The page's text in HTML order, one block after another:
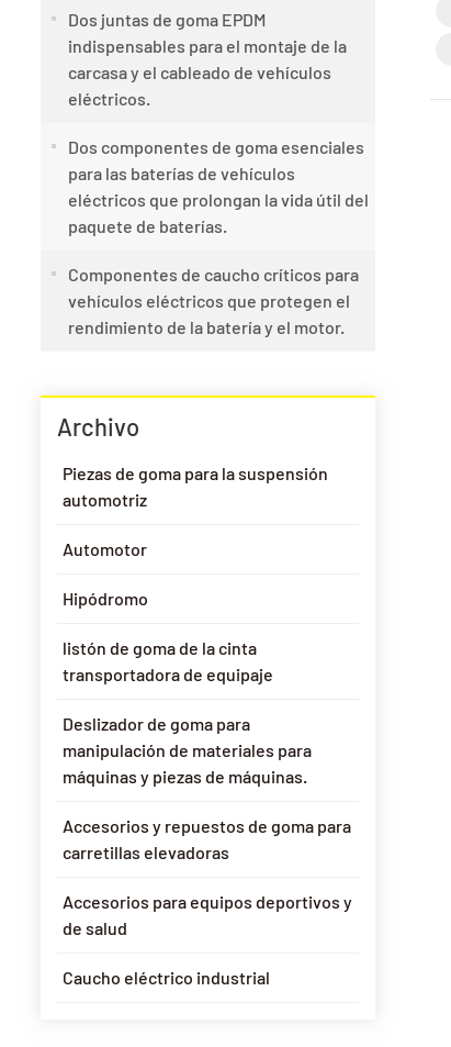
Dos juntas de goma EPDM
indispensables para el montaje de la
carcasa y el cableado de vehículos
eléctricos.
Dos componentes de goma esenciales
para las baterías de vehículos
eléctricos que prolongan la vida útil del
paquete de baterías.
Componentes de caucho críticos para
vehículos eléctricos que protegen el
rendimiento de la batería y el motor.
Archivo
Piezas de goma para la suspensión
automotriz
Automotor
Hipódromo
listón de goma de la cinta
transportadora de equipaje
Deslizador de goma para
manipulación de materiales para
máquinas y piezas de máquinas.
Accesorios y repuestos de goma para
carretillas elevadoras
Accesorios para equipos deportivos y
de salud
Caucho eléctrico industrial